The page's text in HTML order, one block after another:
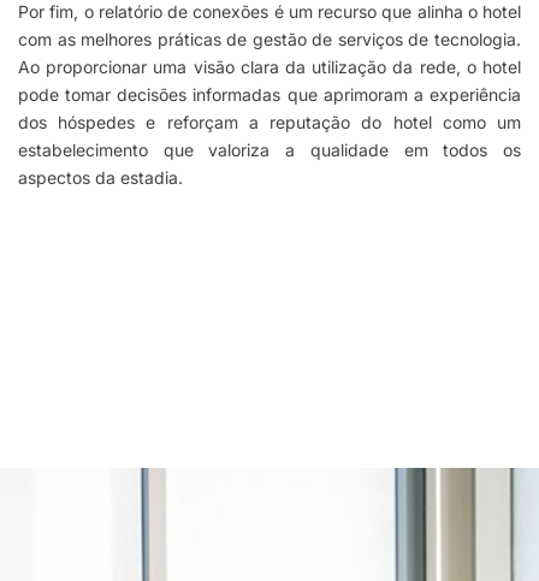
Por fim, o relatório de conexões é um recurso que alinha o hotel
com as melhores práticas de gestão de serviços de tecnologia.
Ao proporcionar uma visão clara da utilização da rede, o hotel
pode tomar decisões informadas que aprimoram a experiência
dos hóspedes e reforçam a reputação do hotel como um
estabelecimento que valoriza a qualidade em todos os
aspectos da estadia.